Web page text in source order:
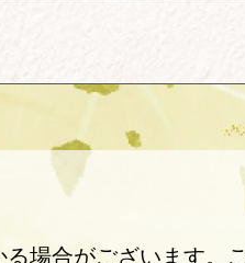
場合がございます。